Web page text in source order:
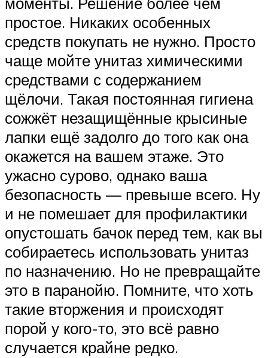
простое. Никаких особенных
средств покупать не нужно. Просто
чаще мойте унитаз химическими
средствами с содержанием
щёлочи. Такая постоянная гигиена
сожжёт незащищённые крысиные
лапки ещё задолго до того как она
окажется на вашем этаже. Это
ужасно сурово, однако ваша
безопасность — превыше всего. Ну
и не помешает для профилактики
опустошать бачок перед тем, как вы
собираетесь использовать унитаз
по назначению. Но не превращайте
это в паранойю. Помните, что хоть
такие вторжения и происходят
порой у кого-то, это всё равно
случается крайне редко.